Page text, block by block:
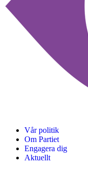
Vår politik
Om Partiet
Engagera dig
Aktuellt